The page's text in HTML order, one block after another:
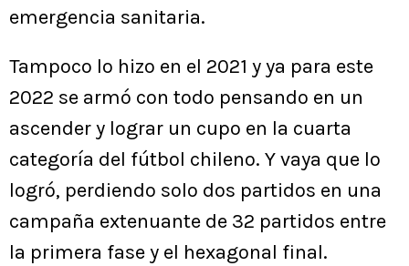
emergencia sanitaria.
Tampoco lo hizo en el 2021 y ya para este
2022 se armó con todo pensando en un
ascender y lograr un cupo en la cuarta
categoría del fútbol chileno. Y vaya que lo
logró, perdiendo solo dos partidos en una
campaña extenuante de 32 partidos entre
la primera fase y el hexagonal final.